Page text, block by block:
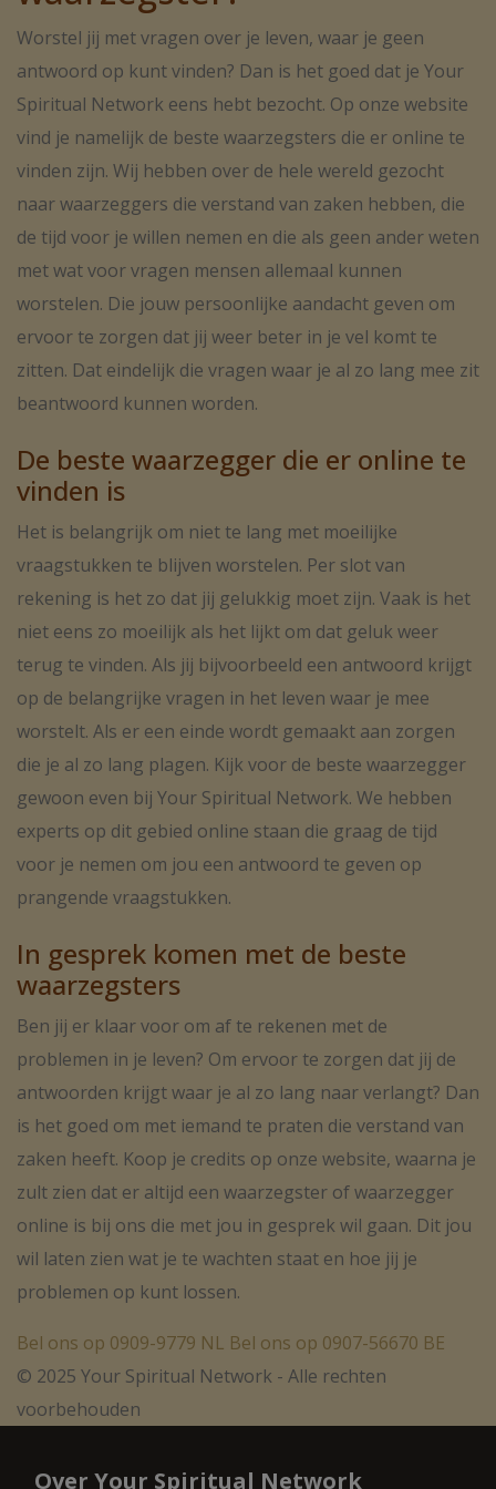
etmekteyim.
İlişki ve aile sorunlarında
destek
Eşinizle, sevgilinizle veya aile bireyleriyle
yaşadığınız sorunlar hayat kalitenizi olumsuz
etkileyebilir. Sürekli tartışmalar, iletişim eksikliği
büyük problemlere dönüşebilir.
Medyum Sükeyna olarak ilişkilerinizde
yaşadığınız zorlukları anlamanıza yardımcı
oluyor ve daha sağlıklı iletişim kurabilmeniz için
spiritüel farkındalık desteği sunuyorum.
Şifalı dualar ile rahatlama
kendinizi daha güçlü hissetmenize yardımcı
olmak amacıyla kullanılan manevi uygulamalar
Birçok danışanım düzenli olarak yapılan dua ve
enerji çalışmaları sonrasında daha sakin,
huzurlu ve dengeli hissettiğini belirtmektedir.
Neden Medyum Sükeyna?
Danışanlarımın beni tercih etme nedenlerinden
bazıları şunlardır:
Kahve falı ve su falı uzmanlığı
Fotoğraf analizi hizmeti
Spiritüel danışmanlık
Yaşam koçluğu desteği
Şifalı dualar ile manevi rehberlik
Aşk ve ilişki sorunlarında destek
Samimi ve g
ontwikkeling
Naast vragen over liefde kunnen cliënten ook bij
Medium Lieve terecht voor werkgerelateerde
vraagstukken. Misschien twijfel je over een
carrièrestap, ervaar je spanningen op het werk of
Door zich af te stemmen op jouw energie kan zij
inzichten delen die helpen om situaties vanuit een
ander perspectief te bekijken. Hierdoor ontstaat vaak
meer duidelijkheid over kansen, keuzes en
persoonlijke groei.
Spirituele begeleiding
Steeds meer mensen zijn bezig met spiritualiteit en
bewustwording. Tijdens een spiritueel consult helpt
Medium Lieve je om meer inzicht te krijgen in jouw
Wanneer je vragen hebt over spirituele groei,
levenslessen of de richting van jouw levenspad, kan
zelfinzicht.
Haar consulten zijn erop gericht om je dichter bij
jezelf en jouw innerlijke wijsheid te brengen.
Foto Reading bij Medium Lieve
Een bijzondere specialisatie van Medium Lieve is de
foto reading. Tijdens een foto reading stemt zij zich
ontvangt zij intuïtieve indrukken en inzichten.
Een foto reading kan worden aangevraagd voor:
Relatie-inzichten
Familiebanden
Spirituele vraagstukken
Love and light 🕊
Readings are in English | Hindi | Urdu &
Tamil
Worstel jij met vragen over je leven, waar je geen
antwoord op kunt vinden? Dan is het goed dat je Your
Spiritual Network eens hebt bezocht. Op onze website
vind je namelijk de beste waarzegsters die er online te
vinden zijn. Wij hebben over de hele wereld gezocht
naar waarzeggers die verstand van zaken hebben, die
de tijd voor je willen nemen en die als geen ander weten
met wat voor vragen mensen allemaal kunnen
worstelen. Die jouw persoonlijke aandacht geven om
ervoor te zorgen dat jij weer beter in je vel komt te
zitten. Dat eindelijk die vragen waar je al zo lang mee zit
beantwoord kunnen worden.
De beste waarzegger die er online te
vinden is
Het is belangrijk om niet te lang met moeilijke
vraagstukken te blijven worstelen. Per slot van
rekening is het zo dat jij gelukkig moet zijn. Vaak is het
niet eens zo moeilijk als het lijkt om dat geluk weer
terug te vinden. Als jij bijvoorbeeld een antwoord krijgt
op de belangrijke vragen in het leven waar je mee
worstelt. Als er een einde wordt gemaakt aan zorgen
die je al zo lang plagen. Kijk voor de beste waarzegger
gewoon even bij Your Spiritual Network. We hebben
experts op dit gebied online staan die graag de tijd
voor je nemen om jou een antwoord te geven op
prangende vraagstukken.
In gesprek komen met de beste
waarzegsters
Ben jij er klaar voor om af te rekenen met de
problemen in je leven? Om ervoor te zorgen dat jij de
antwoorden krijgt waar je al zo lang naar verlangt? Dan
is het goed om met iemand te praten die verstand van
zaken heeft. Koop je credits op onze website, waarna je
zult zien dat er altijd een waarzegster of waarzegger
online is bij ons die met jou in gesprek wil gaan. Dit jou
wil laten zien wat je te wachten staat en hoe jij je
problemen op kunt lossen.
Bel ons op 0909-9779 NL Bel ons op 0907-56670 BE
© 2025 Your Spiritual Network - Alle rechten
voorbehouden
Over Your Spiritual Network